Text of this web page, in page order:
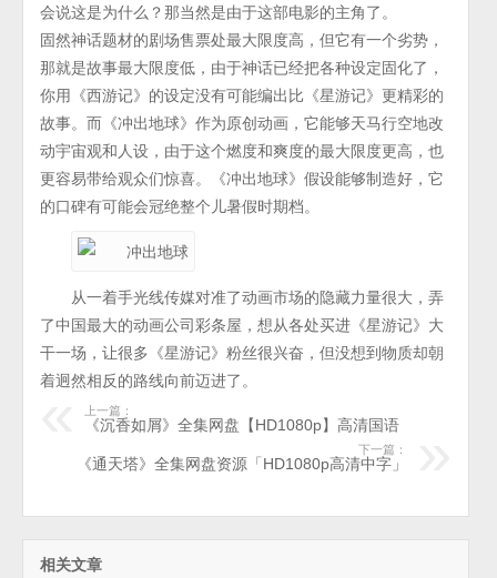
会说这是为什么？那当然是由于这部电影的主角了。
固然神话题材的剧场售票处最大限度高，但它有一个劣势，
那就是故事最大限度低，由于神话已经把各种设定固化了，
你用《西游记》的设定没有可能编出比《星游记》更精彩的
故事。而《冲出地球》作为原创动画，它能够天马行空地改
动宇宙观和人设，由于这个燃度和爽度的最大限度更高，也
更容易带给观众们惊喜。《冲出地球》假设能够制造好，它
的口碑有可能会冠绝整个儿暑假时期档。
从一着手光线传媒对准了动画市场的隐藏力量很大，弄
了中国最大的动画公司彩条屋，想从各处买进《星游记》大
干一场，让很多《星游记》粉丝很兴奋，但没想到物质却朝
着迥然相反的路线向前迈进了。
上一篇：
《沉香如屑》全集网盘【HD1080p】高清国语
下一篇：
《通天塔》全集网盘资源「HD1080p高清中字」
相关文章